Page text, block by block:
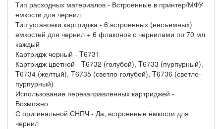
Тип расходных материалов - Встроенные в принтер/МФУ
емкости для чернил
Тип установки картриджа - 6 встроенных (несъемных)
емкостей для чернил + 6 флаконов с чернилами по 70 мл
каждый
Картридж черный - T6731
Картридж цветной - T6732 (голубой), T6733 (пурпурный),
T6734 (желтый), T6735 (светло-голубой), T6736 (светло-
пурпурный)
Использование перезаправленных картриджей -
Возможно
С оригинальной СНПЧ - Да, встроенные ёмкости для
чернил